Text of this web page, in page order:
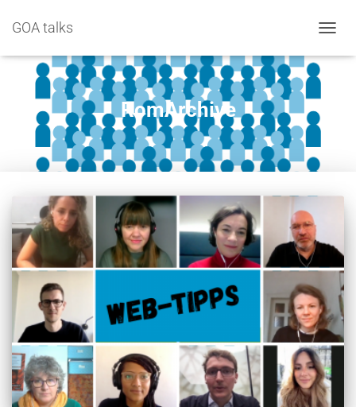
GOA talks
RomArchive